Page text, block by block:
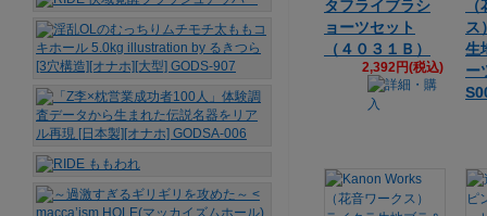
タフライブラシ
ョーツセット
（４０３１Ｂ）
2,392円(税込)
ス
生
ー